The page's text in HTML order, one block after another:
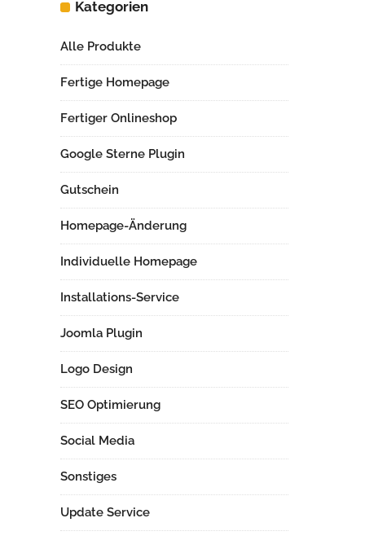
Kategorien
Alle Produkte
Fertige Homepage
Fertiger Onlineshop
Google Sterne Plugin
Gutschein
Homepage-Änderung
Individuelle Homepage
Installations-Service
Joomla Plugin
Logo Design
SEO Optimierung
Social Media
Sonstiges
Update Service